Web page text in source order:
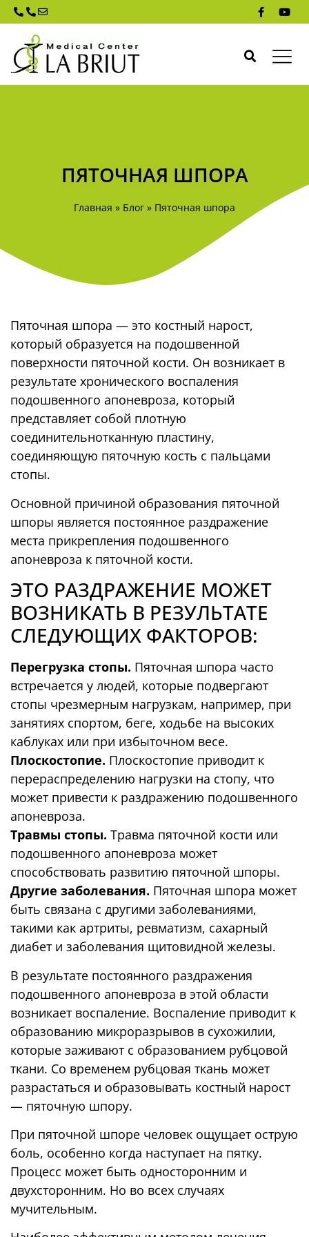
ПЯТОЧНАЯ ШПОРА
Главная » Блог » Пяточная шпора
Пяточная шпора — это костный нарост,
который образуется на подошвенной
поверхности пяточной кости. Он возникает в
результате хронического воспаления
подошвенного апоневроза, который
представляет собой плотную
соединительнотканную пластину,
соединяющую пяточную кость с пальцами
стопы.
Основной причиной образования пяточной
шпоры является постоянное раздражение
места прикрепления подошвенного
апоневроза к пяточной кости.
ЭТО РАЗДРАЖЕНИЕ МОЖЕТ
ВОЗНИКАТЬ В РЕЗУЛЬТАТЕ
СЛЕДУЮЩИХ ФАКТОРОВ:
Перегрузка стопы. Пяточная шпора часто
встречается у людей, которые подвергают
стопы чрезмерным нагрузкам, например, при
занятиях спортом, беге, ходьбе на высоких
каблуках или при избыточном весе.
Плоскостопие. Плоскостопие приводит к
перераспределению нагрузки на стопу, что
может привести к раздражению подошвенного
апоневроза.
Травмы стопы. Травма пяточной кости или
подошвенного апоневроза может
способствовать развитию пяточной шпоры.
Другие заболевания. Пяточная шпора может
быть связана с другими заболеваниями,
такими как артриты, ревматизм, сахарный
диабет и заболевания щитовидной железы.
В результате постоянного раздражения
подошвенного апоневроза в этой области
возникает воспаление. Воспаление приводит к
образованию микроразрывов в сухожилии,
которые заживают с образованием рубцовой
ткани. Со временем рубцовая ткань может
разрастаться и образовывать костный нарост
— пяточную шпору.
При пяточной шпоре человек ощущает острую
боль, особенно когда наступает на пятку.
Процесс может быть односторонним и
двухсторонним. Но во всех случаях
мучительным.
Необходимые
обязательны.
Они нужны для
работы сайта и
отключены.
Статистика
улучшения
функциональности
и структуры сайта
на основе того,
как вы им
пользуетесь.
Функциональные
максимально
эффективно во
время вашего
визита. Если вы
отклоните эти
cookie, часть
функций сайта может
быть недоступна.
Маркетинг
Делая доступной
информацию о ваших
интересах и
поведении на нашем
сайте, вы повышаете
вероятность
контента и
предложений.